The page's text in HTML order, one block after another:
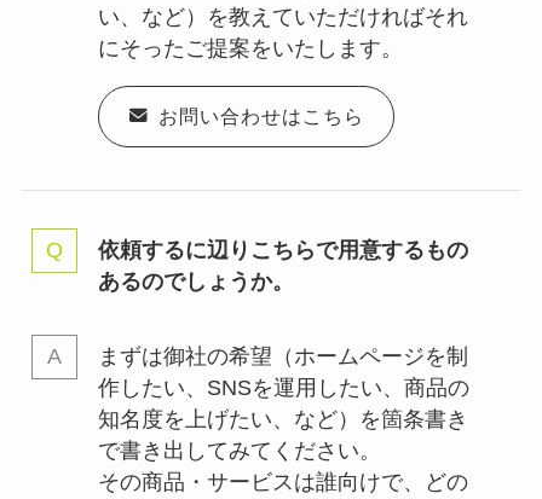
い、など）を教えていただければそれ
にそったご提案をいたします。
お問い合わせはこちら
依頼するに辺りこちらで用意するもの
あるのでしょうか。
まずは御社の希望（ホームページを制
作したい、SNSを運用したい、商品の
知名度を上げたい、など）を箇条書き
で書き出してみてください。
その商品・サービスは誰向けで、どの